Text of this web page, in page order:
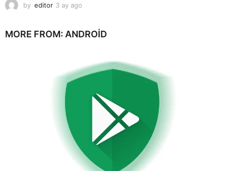
by editor 3 ay ago
a
MORE FROM: ANDROID